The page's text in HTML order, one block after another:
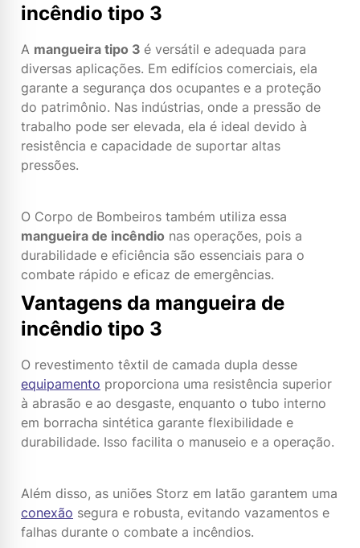
incêndio tipo 3
A mangueira tipo 3 é versátil e adequada para
diversas aplicações. Em edifícios comerciais, ela
garante a segurança dos ocupantes e a proteção
do patrimônio. Nas indústrias, onde a pressão de
trabalho pode ser elevada, ela é ideal devido à
resistência e capacidade de suportar altas
pressões.
O Corpo de Bombeiros também utiliza essa
mangueira de incêndio nas operações, pois a
durabilidade e eficiência são essenciais para o
combate rápido e eficaz de emergências.
Vantagens da mangueira de
incêndio tipo 3
O revestimento têxtil de camada dupla desse
equipamento proporciona uma resistência superior
à abrasão e ao desgaste, enquanto o tubo interno
em borracha sintética garante flexibilidade e
durabilidade. Isso facilita o manuseio e a operação.
Além disso, as uniões Storz em latão garantem uma
conexão segura e robusta, evitando vazamentos e
falhas durante o combate a incêndios.